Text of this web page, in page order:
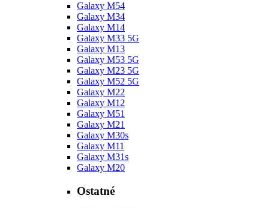
Galaxy M54
Galaxy M34
Galaxy M14
Galaxy M33 5G
Galaxy M13
Galaxy M53 5G
Galaxy M23 5G
Galaxy M52 5G
Galaxy M22
Galaxy M12
Galaxy M51
Galaxy M21
Galaxy M30s
Galaxy M11
Galaxy M31s
Galaxy M20
Ostatné